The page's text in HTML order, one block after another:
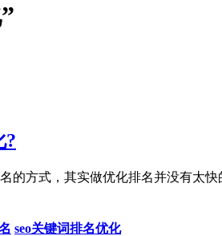
?
的方式，其实做优化排名并没有太
seo关键词排名优化